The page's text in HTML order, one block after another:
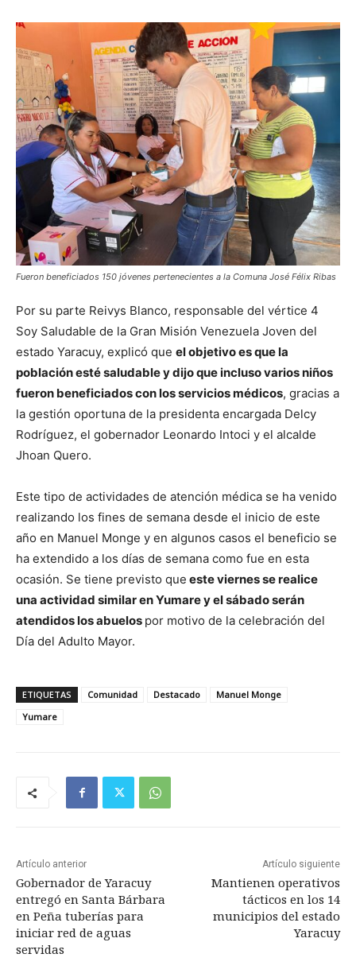
Fueron beneficiados 150 jóvenes pertenecientes a la Comuna José Félix Ribas
Por su parte Reivys Blanco, responsable del vértice 4
Soy Saludable de la Gran Misión Venezuela Joven del
estado Yaracuy, explicó que el objetivo es que la
población esté saludable y dijo que incluso varios niños
fueron beneficiados con los servicios médicos, gracias a
la gestión oportuna de la presidenta encargada Delcy
Rodríguez, el gobernador Leonardo Intoci y el alcalde
Jhoan Quero.
Este tipo de actividades de atención médica se ha venido
realizando los fines de semana desde el inicio de este
año en Manuel Monge y en algunos casos el beneficio se
ha extendido a los días de semana como fue en esta
ocasión. Se tiene previsto que este viernes se realice
una actividad similar en Yumare y el sábado serán
atendidos los abuelos por motivo de la celebración del
Día del Adulto Mayor.
ETIQUETAS Comunidad Destacado
Manuel Monge
Yumare
Artículo anterior
Gobernador de Yaracuy
entregó en Santa Bárbara
en Peña tuberías para
iniciar red de aguas
servidas
Artículo siguiente
Mantienen operativos
tácticos en los 14
municipios del estado
Yaracuy